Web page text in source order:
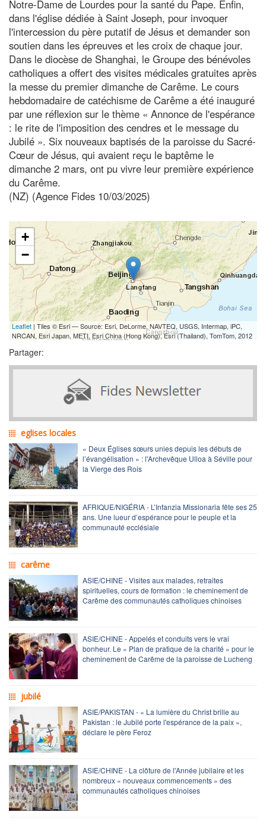
Notre-Dame de Lourdes pour la santé du Pape. Enfin,
dans l'église dédiée à Saint Joseph, pour invoquer
l'intercession du père putatif de Jésus et demander son
soutien dans les épreuves et les croix de chaque jour.
Dans le diocèse de Shanghai, le Groupe des bénévoles
catholiques a offert des visites médicales gratuites après
la messe du premier dimanche de Carême. Le cours
hebdomadaire de catéchisme de Carême a été inauguré
par une réflexion sur le thème « Annonce de l'espérance
: le rite de l'imposition des cendres et le message du
Jubilé ». Six nouveaux baptisés de la paroisse du Sacré-
Cœur de Jésus, qui avaient reçu le baptême le
dimanche 2 mars, ont pu vivre leur première expérience
du Carême.
(NZ) (Agence Fides 10/03/2025)
+
−
Leaflet| Tiles © Esri — Source: Esri, DeLorme, NAVTEQ, USGS, Intermap, iPC,
NRCAN, Esri Japan, METI, Esri China (Hong Kong), Esri (Thailand), TomTom, 2012
Partager:
eglises locales
« Deux Églises sœurs unies depuis les débuts de
l’évangélisation » : l'Archevêque Ulloa à Séville pour
la Vierge des Rois
AFRIQUE/NIGÉRIA - L’Infanzia Missionaria fête ses 25
ans. Une lueur d’espérance pour le peuple et la
communauté ecclésiale
carême
ASIE/CHINE - Visites aux malades, retraites
spirituelles, cours de formation : le cheminement de
Carême des communautés catholiques chinoises
ASIE/CHINE - Appelés et conduits vers le vrai
bonheur. Le « Plan de pratique de la charité » pour le
cheminement de Carême de la paroisse de Lucheng
jubilé
ASIE/PAKISTAN - « La lumière du Christ brille au
Pakistan : le Jubilé porte l'espérance de la paix »,
déclare le père Feroz
ASIE/CHINE - La clôture de l'Année jubilaire et les
nombreux « nouveaux commencements » des
communautés catholiques chinoises